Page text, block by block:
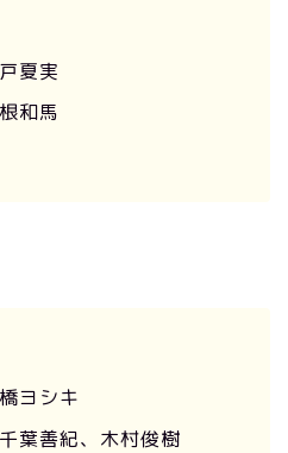
夏実
和馬
ヨシキ
葉善紀、木村俊樹